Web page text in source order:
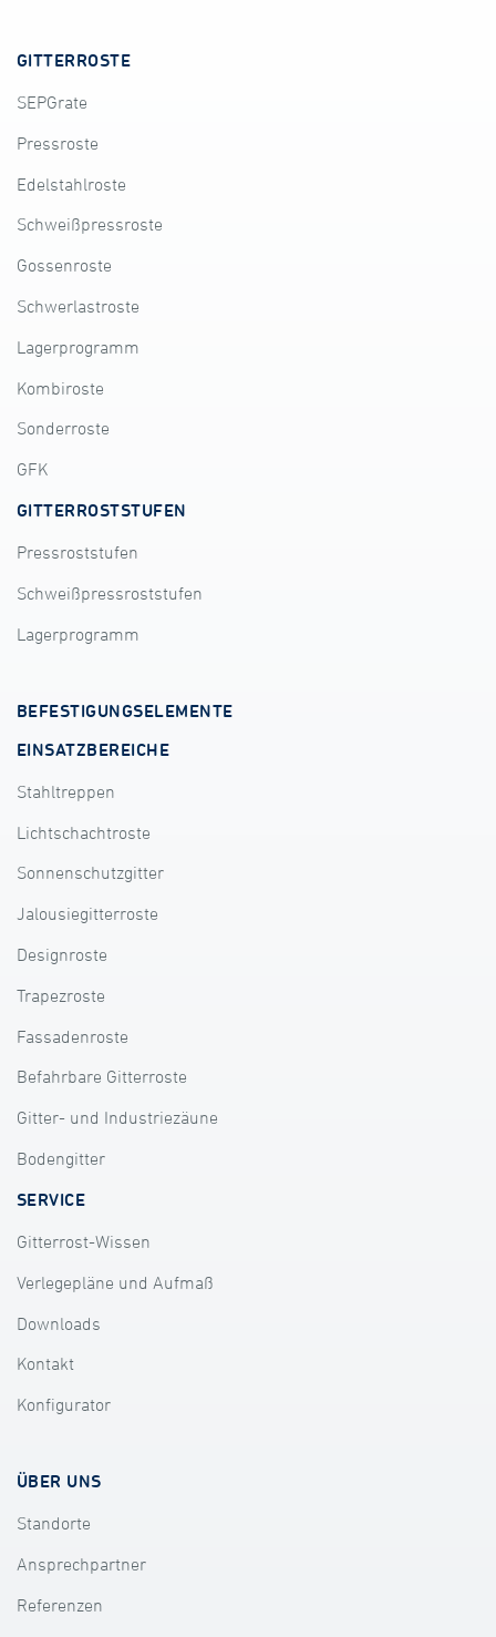
GITTERROSTE
SEPGrate
Pressroste
Edelstahlroste
Schweißpressroste
Gossenroste
Schwerlastroste
Lagerprogramm
Kombiroste
Sonderroste
GFK
GITTERROSTSTUFEN
Pressroststufen
Schweißpressroststufen
Lagerprogramm
BEFESTIGUNGSELEMENTE
EINSATZBEREICHE
Stahltreppen
Lichtschachtroste
Sonnenschutzgitter
Jalousiegitterroste
Designroste
Trapezroste
Fassadenroste
Befahrbare Gitterroste
Gitter- und Industriezäune
Bodengitter
SERVICE
Gitterrost-Wissen
Verlegepläne und Aufmaß
Downloads
Kontakt
Konfigurator
ÜBER UNS
Standorte
Ansprechpartner
Referenzen